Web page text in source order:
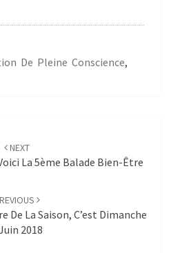
De Pleine Conscience,
NEXT
La 5ème Balade Bien-Être
De La Saison, C’est Dimanche
2018